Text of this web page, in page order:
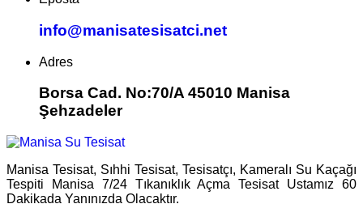
info@manisatesisatci.net
Adres
Borsa Cad. No:70/A 45010 Manisa
Şehzadeler
Manisa Tesisat, Sıhhi Tesisat, Tesisatçı, Kameralı Su Kaçağı
Tespiti Manisa 7/24 Tıkanıklık Açma Tesisat Ustamız 60
Dakikada Yanınızda Olacaktır.